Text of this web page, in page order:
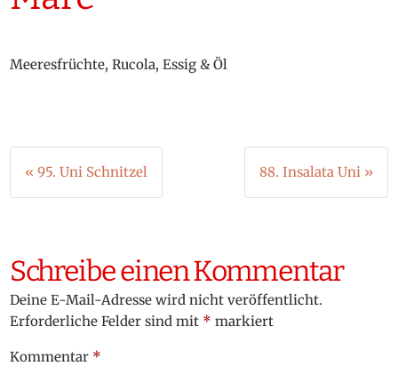
Meeresfrüchte, Rucola, Essig & Öl
Beitragsnavigation
« 95. Uni Schnitzel 88. Insalata Uni »
Schreibe einen Kommentar
Deine E-Mail-Adresse wird nicht veröffentlicht.
Erforderliche Felder sind mit * markiert
Kommentar *